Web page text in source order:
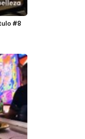
#8